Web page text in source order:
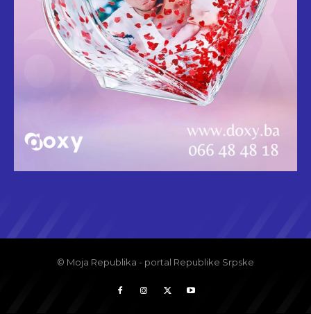
© Moja Republika - portal Republike Srpske